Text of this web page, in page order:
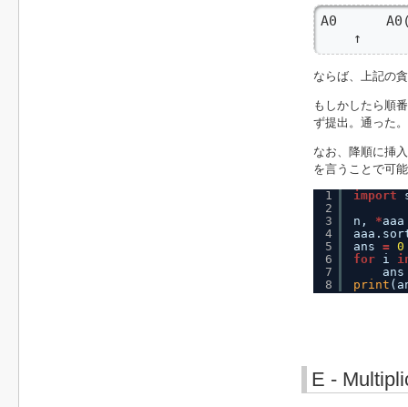
A0      A0(1
    ↑
ならば、上記の
もしかしたら順
ず提出。通った。
なお、降順に挿
を言うことで可
1
2
3
4
5
6
7
8
import
n, *
ans = 0
for
i
print
E -